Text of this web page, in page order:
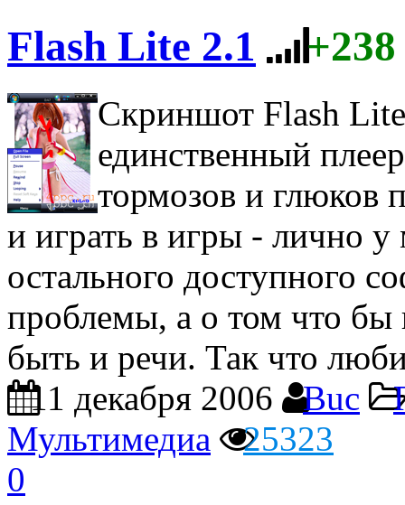
Flash Lite 2.1 +238
Скриншот Flash
единственный
тормозов и глюков
и играть в игры - лично
остального доступного
проблемы, а о том что бы
быть и речи. Так что
11 декабря 2006
Buc
Мультимедиа
25323
0